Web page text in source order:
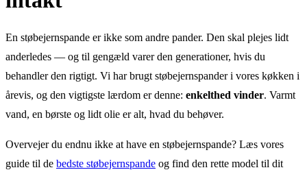
En støbejernspande er ikke som andre pander. Den skal plejes lidt
anderledes — og til gengæld varer den generationer, hvis du
behandler den rigtigt. Vi har brugt støbejernspander i vores køkken i
årevis, og den vigtigste lærdom er denne: enkelthed vinder. Varmt
vand, en børste og lidt olie er alt, hvad du behøver.
Overvejer du endnu ikke at have en støbejernspande? Læs vores
guide til de bedste støbejernspande og find den rette model til dit